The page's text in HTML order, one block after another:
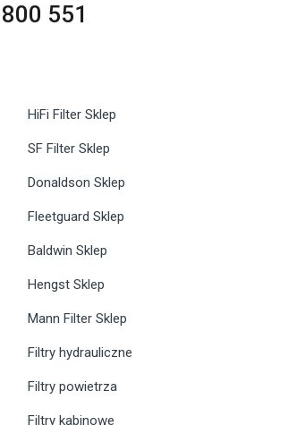
551
HiFi Filter Sklep
SF Filter Sklep
Donaldson Sklep
Fleetguard Sklep
Baldwin Sklep
Hengst Sklep
Mann Filter Sklep
Filtry hydrauliczne
Filtry powietrza
Filtry kabinowe